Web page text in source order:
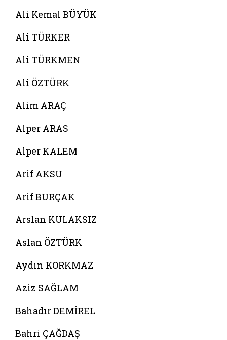
Ali Kemal BÜYÜK
Ali TÜRKER
Ali TÜRKMEN
Ali ÖZTÜRK
Alim ARAÇ
Alper ARAS
Alper KALEM
Arif AKSU
Arif BURÇAK
Arslan KULAKSIZ
Aslan ÖZTÜRK
Aydın KORKMAZ
Aziz SAĞLAM
Bahadır DEMİREL
Bahri ÇAĞDAŞ